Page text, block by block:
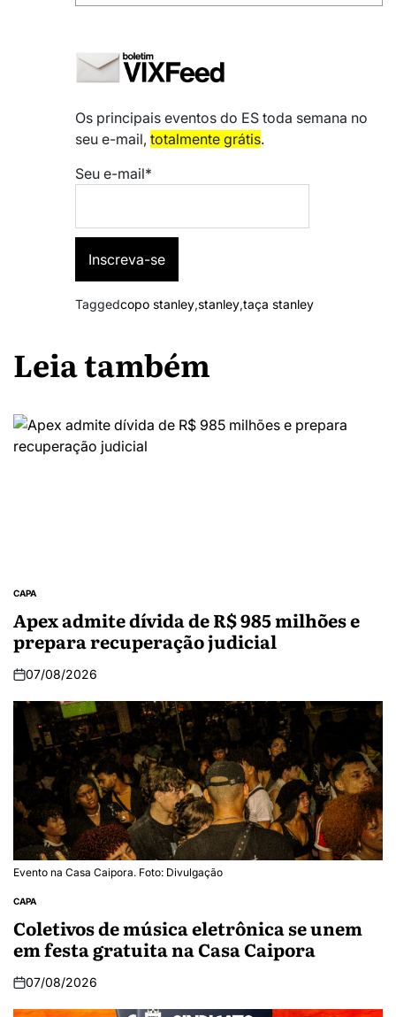
Os principais eventos do ES toda semana no
seu e-mail, totalmente grátis.
Seu e-mail*
Taggedcopo stanley,stanley,taça stanley
Leia também
CAPA
Apex admite dívida de R$ 985 milhões e
prepara recuperação judicial
07/08/2026
Evento na Casa Caipora. Foto: Divulgação
CAPA
Coletivos de música eletrônica se unem
em festa gratuita na Casa Caipora
07/08/2026